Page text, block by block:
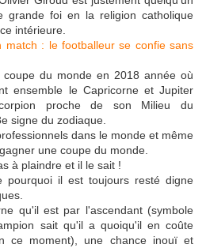
grande foi en la religion catholique
intérieure.
match : le footballeur se confie sans
du monde en 2018 année où
ensemble le Capricorne et Jupiter
proche de son Milieu du
signe du zodiaque.
dans le monde et même
une coupe du monde.
à plaindre et il le sait !
pourquoi il est toujours resté digne
qu'il est par l'ascendant (symbole
sait qu'il a quoiqu'il en coûte
ce moment), une chance inouï et